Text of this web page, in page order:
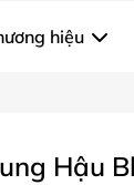
hiệu
Hậu